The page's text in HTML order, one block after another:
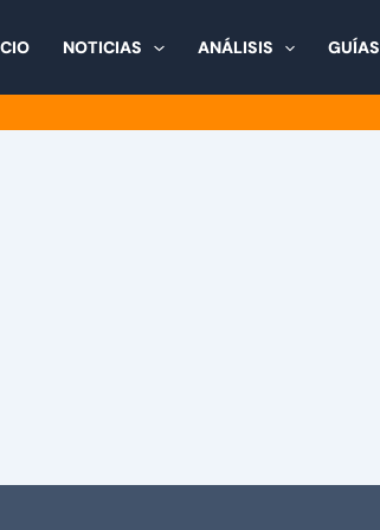
NOTICIAS ANÁLISIS GUÍAS